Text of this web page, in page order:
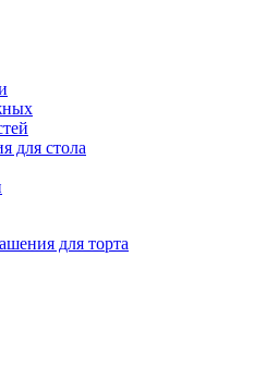
для стола
для торта